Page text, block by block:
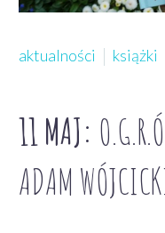
aktualności książki
11 MAJ:
ADAM